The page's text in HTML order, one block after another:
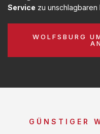
Service zu unschlagbaren
WOLFSBURG
GÜNSTIGER